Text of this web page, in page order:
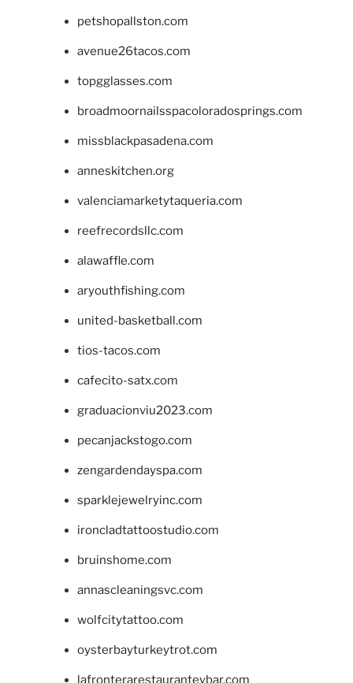
petshopallston.com
avenue26tacos.com
topgglasses.com
broadmoornailsspacoloradosprings.com
missblackpasadena.com
anneskitchen.org
valenciamarketytaqueria.com
reefrecordsllc.com
alawaffle.com
aryouthfishing.com
united-basketball.com
tios-tacos.com
cafecito-satx.com
graduacionviu2023.com
pecanjackstogo.com
zengardendayspa.com
sparklejewelryinc.com
ironcladtattoostudio.com
bruinshome.com
annascleaningsvc.com
wolfcitytattoo.com
oysterbayturkeytrot.com
lafronterarestauranteybar.com